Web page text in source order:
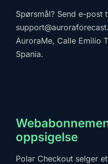
Spørsmål? Send e-post
AuroraMe, Calle Emilio
Spania.
oppsigelse
Polar Checkout selger